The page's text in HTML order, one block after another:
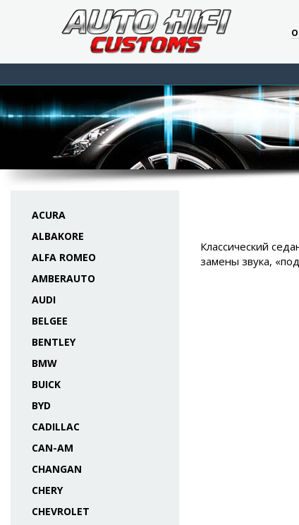
ACURA
ALBAKORE
ALFA ROMEO
AMBERAUTO
AUDI
BELGEE
BENTLEY
BMW
BUICK
BYD
CADILLAC
CAN-AM
CHANGAN
CHERY
CHEVROLET
Классический
замены звука,